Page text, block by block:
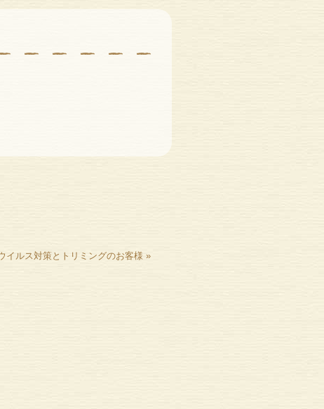
イルス対策とトリミングのお客様 »